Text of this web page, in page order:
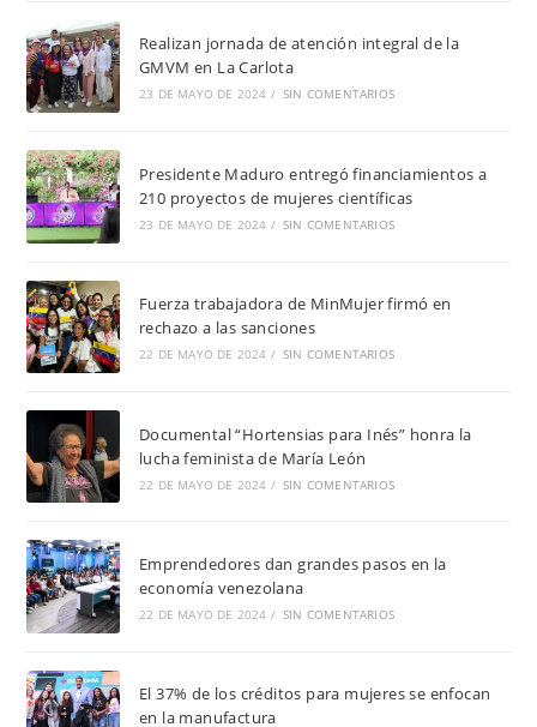
Realizan jornada de atención integral de la
GMVM en La Carlota
23 DE MAYO DE 2024 / SIN COMENTARIOS
Presidente Maduro entregó financiamientos a
210 proyectos de mujeres científicas
23 DE MAYO DE 2024 / SIN COMENTARIOS
Fuerza trabajadora de MinMujer firmó en
rechazo a las sanciones
22 DE MAYO DE 2024 / SIN COMENTARIOS
Documental “Hortensias para Inés” honra la
lucha feminista de María León
22 DE MAYO DE 2024 / SIN COMENTARIOS
Emprendedores dan grandes pasos en la
economía venezolana
22 DE MAYO DE 2024 / SIN COMENTARIOS
El 37% de los créditos para mujeres se enfocan
en la manufactura